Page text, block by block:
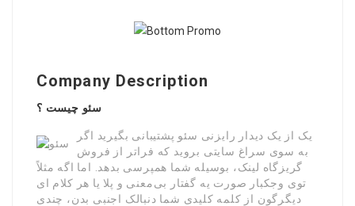
Company Description
سئو چیست ؟
یک از یک دیدار رایزنی سئو پشتیبانی بگیرید اگر
به سوی سراغ سایتی بروید که فراتر از فروش
گریزگاه لینک، بوسیله شما همپرسی بدهد. اما اگه مثلاً
توی وجکبار صورت یه گفتار بی‌معنی و پلا یا هر کلام ای
دیگرگون از کلمه کلیدی شما دنبالک اجنبی بدن، چندی